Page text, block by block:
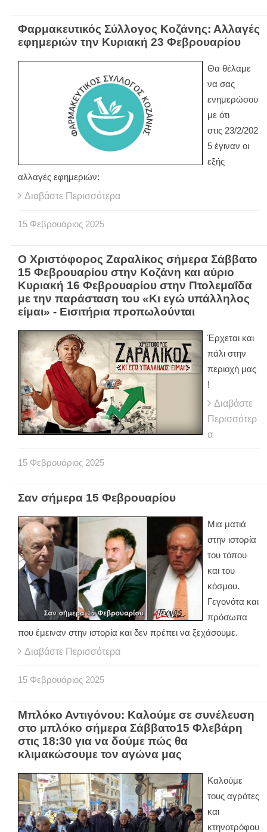
Φαρμακευτικός Σύλλογος Κοζάνης: Αλλαγές
εφημεριών την Κυριακή 23 Φεβρουαρίου
Θα θέλαμε
να σας
ενημερώσου
με ότι
στις 23/2/202
5 έγιναν οι
εξής
αλλαγές εφημεριών:
Διαβάστε Περισσότερα
15 Φεβρουάριος 2025
Ο Χριστόφορος Ζαραλίκος σήμερα Σάββατο
15 Φεβρουαρίου στην Κοζάνη και αύριο
Κυριακή 16 Φεβρουαρίου στην Πτολεμαΐδα
με την παράσταση του «Κι εγώ υπάλληλος
είμαι» - Εισιτήρια προπωλούνται
Έρχεται και
πάλι στην
περιοχή μας
!
Διαβάστε
Περισσότερ
α
15 Φεβρουάριος 2025
Σαν σήμερα 15 Φεβρουαρίου
Μια ματιά
στην ιστορία
του τόπου
και του
κόσμου.
Γεγονότα και
πρόσωπα
που έμειναν στην ιστορία και δεν πρέπει να ξεχάσουμε.
Διαβάστε Περισσότερα
15 Φεβρουάριος 2025
Μπλόκο Αντιγόνου: Καλούμε σε συνέλευση
στο μπλόκο σήμερα Σάββατο15 Φλεβάρη
στις 18:30 για να δούμε πώς θα
κλιμακώσουμε τον αγώνα μας
Καλούμε
τους αγρότες
και
κτηνοτρόφου